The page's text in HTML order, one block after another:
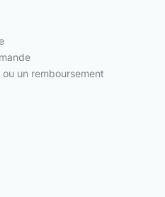
un remboursement